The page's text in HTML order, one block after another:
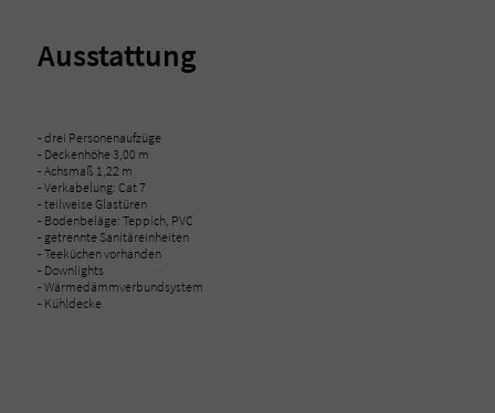
Ausstattung
- drei Personenaufzüge
- Deckenhöhe 3,00 m
- Achsmaß 1,22 m
- Verkabelung: Cat 7
- teilweise Glastüren
- Bodenbeläge: Teppich, PVC
- getrennte Sanitäreinheiten
- Teeküchen vorhanden
- Downlights
- Wärmedämmverbundsystem
- Kühldecke